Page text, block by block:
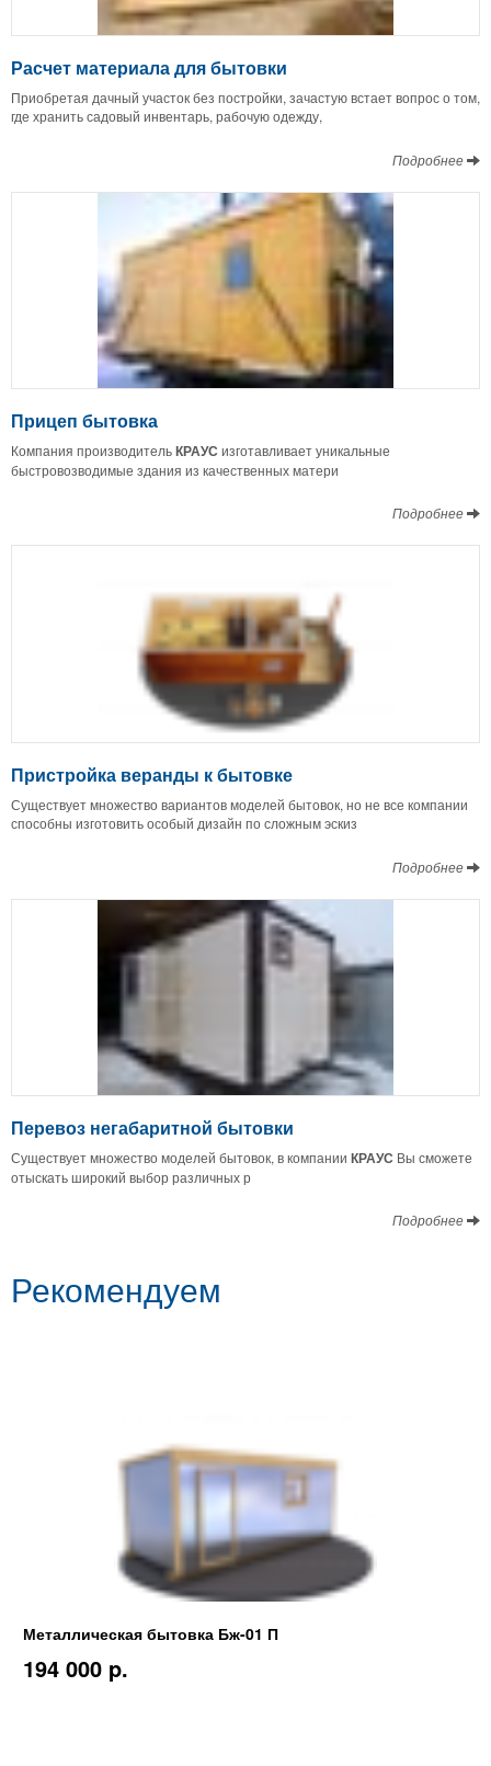
Расчет материала для бытовки
Приобретая дачный участок без постройки, зачастую встает вопрос о том,
где хранить садовый инвентарь, рабочую одежду,
Подробнее
Прицеп бытовка
Компания производительКРАУС изготавливает уникальные
быстровозводимые здания из качественных матери
Подробнее
Пристройка веранды к бытовке
Существует множество вариантов моделей бытовок, но не все компании
способны изготовить особый дизайн по сложным эскиз
Подробнее
Перевоз негабаритной бытовки
Существует множество моделей бытовок, в компании КРАУС Вы сможете
отыскать широкий выбор различных р
Подробнее
Рекомендуем
Металлическая бытовка Бж-01 П
194 000 p.